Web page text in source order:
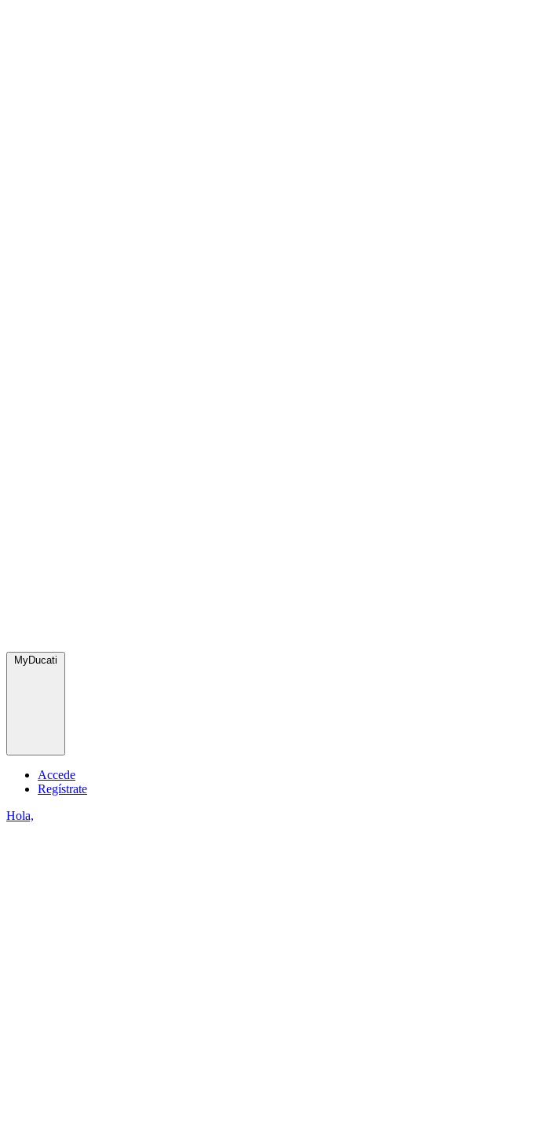
MyDucati
Accede
Regístrate
Hola,